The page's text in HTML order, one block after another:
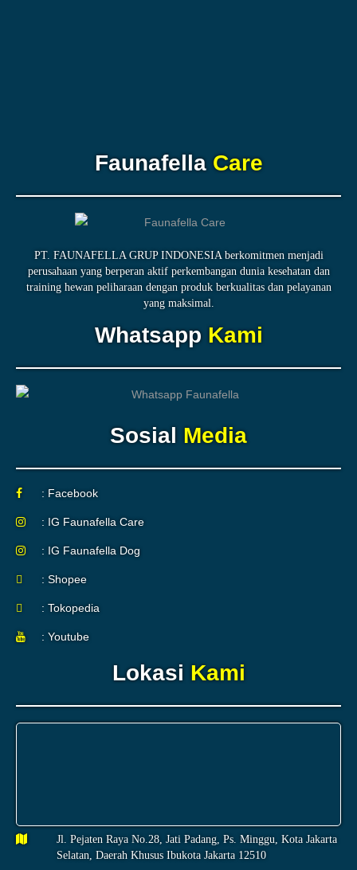
FaunafellaCare
PT. FAUNAFELLA GRUP INDONESIA berkomitmen menjadi
perusahaan yang berperan aktif perkembangan dunia kesehatan dan
training hewan peliharaan dengan produk berkualitas dan pelayanan
yang maksimal.
WhatsappKami
Sosial Media
: Facebook
: IG Faunafella Care
: IG Faunafella Dog
: Shopee
: Tokopedia
: Youtube
Lokasi Kami
Jl. Pejaten Raya No.28, Jati Padang, Ps. Minggu, Kota Jakarta
Selatan, Daerah Khusus Ibukota Jakarta 12510